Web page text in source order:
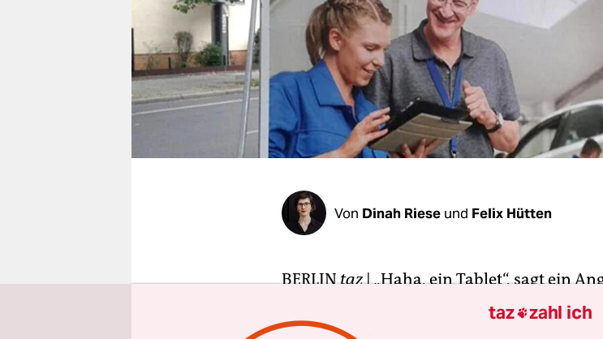
veranstaltungen
shop
fragen & hilfe
unterstützen
Von Dinah Riese und Felix Hütten
BERLINtaz| „Haha, ein Tablet“, sagt ein
Kollegin auf einem CDU-Wahlplakat.
YouPorn.“ Schwer vorstellbar, dass die
taz zahl ich